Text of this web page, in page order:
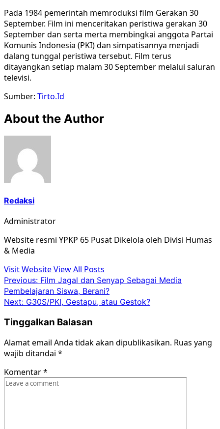
Pada 1984 pemerintah memroduksi film Gerakan 30
September. Film ini menceritakan peristiwa gerakan 30
September dan serta merta membingkai anggota Partai
Komunis Indonesia (PKI) dan simpatisannya menjadi
dalang tunggal peristiwa tersebut. Film terus
ditayangkan setiap malam 30 September melalui saluran
televisi.
Sumber: Tirto.Id
About the Author
Redaksi
Administrator
Website resmi YPKP 65 Pusat Dikelola oleh Divisi Humas
& Media
Visit WebsiteView All Posts
Post
navigation
Previous: Film Jagal dan Senyap Sebagai Media
Pembelajaran Siswa, Berani?
Next: G30S/PKI, Gestapu, atau Gestok?
Tinggalkan Balasan
Alamat email Anda tidak akan dipublikasikan. Ruas yang
wajib ditandai *
Komentar*